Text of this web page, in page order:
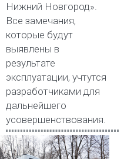
Нижний Новгород».
Все замечания,
которые будут
выявлены в
результате
эксплуатации, учтутся
разработчиками для
дальнейшего
усовершенствования.